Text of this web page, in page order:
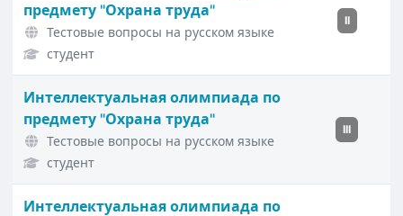
предмету "Охрана труда"
Тестовые вопросы на русском языке
студент
II
Интеллектуальная олимпиада по
предмету "Охрана труда"
Тестовые вопросы на русском языке
студент
III
Интеллектуальная олимпиада по